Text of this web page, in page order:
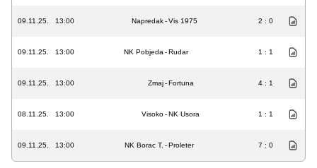
09.11.25. 13:00 Napredak-Vis 1975 2 : 0
09.11.25. 13:00 NK Pobjeda -Rudar 1 : 1
09.11.25. 13:00 Zmaj-Fortuna 4 : 1
08.11.25. 13:00 Visoko-NK Usora 1 : 1
09.11.25. 13:00 NK Borac T. -Proleter 7 : 0